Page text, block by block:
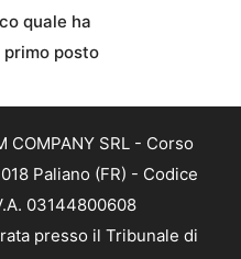
quale ha
posto
SRL - Corso
Paliano (FR) - Codice
03144800608
presso il Tribunale di